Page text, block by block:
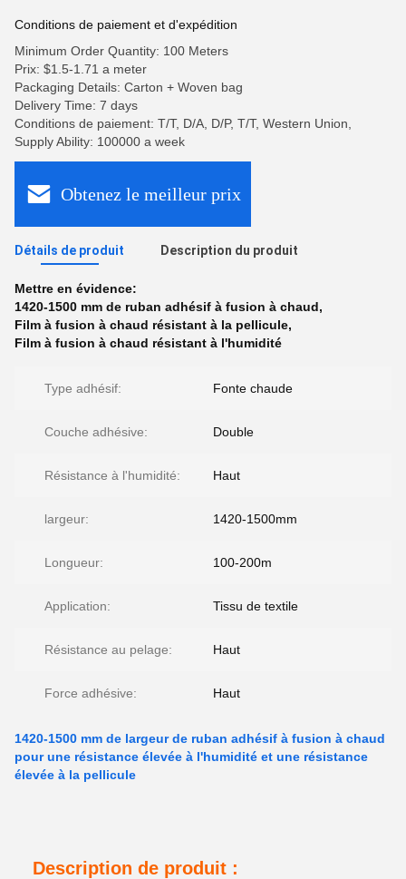
Conditions de paiement et d'expédition
Minimum Order Quantity: 100 Meters
Prix: $1.5-1.71 a meter
Packaging Details: Carton + Woven bag
Delivery Time: 7 days
Conditions de paiement: T/T, D/A, D/P, T/T, Western Union,
Supply Ability: 100000 a week
Obtenez le meilleur prix
Détails de produit Description du produit
Mettre en évidence:
1420-1500 mm de ruban adhésif à fusion à chaud,
Film à fusion à chaud résistant à la pellicule,
Film à fusion à chaud résistant à l'humidité
Type adhésif: Fonte chaude
Couche adhésive: Double
Résistance à l'humidité: Haut
largeur: 1420-1500mm
Longueur: 100-200m
Application: Tissu de textile
Résistance au pelage: Haut
Force adhésive: Haut
1420-1500 mm de largeur de ruban adhésif à fusion à chaud
pour une résistance élevée à l'humidité et une résistance
élevée à la pellicule
Description de produit :